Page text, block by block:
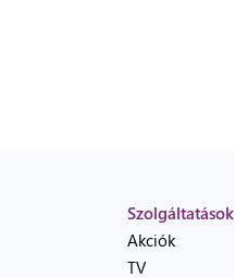
Szolgáltatások
Akciók
TV